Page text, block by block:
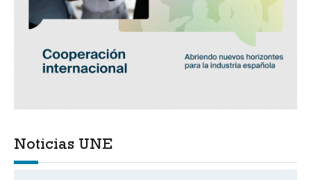
Noticias UNE